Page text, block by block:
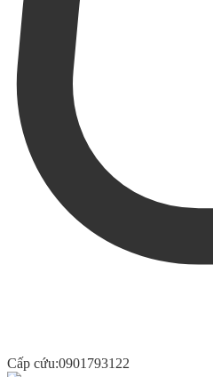
Cấp cứu:0901793122